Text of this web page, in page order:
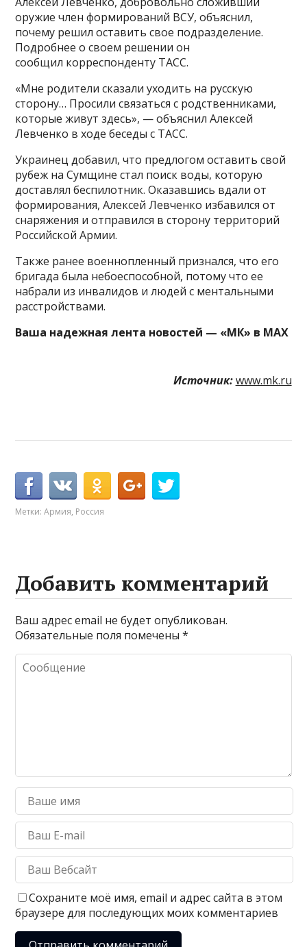
оружие член формирований ВСУ, объяснил,
почему решил оставить свое подразделение.
Подробнее о своем решении он
сообщил корреспонденту ТАСС.
«Мне родители сказали уходить на русскую
сторону… Просили связаться с родственниками,
которые живут здесь», — объяснил Алексей
Левченко в ходе беседы с ТАСС.
Украинец добавил, что предлогом оставить свой
рубеж на Сумщине стал поиск воды, которую
доставлял беспилотник. Оказавшись вдали от
формирования, Алексей Левченко избавился от
снаряжения и отправился в сторону территорий
Российской Армии.
Также ранее военнопленный признался, что его
бригада была небоеспособной, потому что ее
набрали из инвалидов и людей с ментальными
расстройствами.
Ваша надежная лента новостей — «МК» в MAX
Источник: www.mk.ru
Метки:Армия, Россия
Добавить комментарий
Ваш адрес email не будет опубликован.
Обязательные поля помечены*
Сохраните моё имя, email и адрес сайта в этом
браузере для последующих моих комментариев